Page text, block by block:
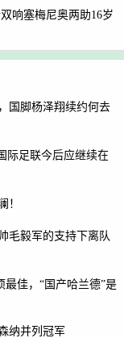
响塞梅尼奥两助16岁
国脚杨泽翔续约何去
际足联今后应继续在
！
毛毅军的支持下离队
佳，“国产哈兰德”是
纳并列冠军